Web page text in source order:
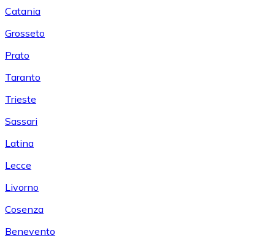
Catania
Grosseto
Prato
Taranto
Trieste
Sassari
Latina
Lecce
Livorno
Cosenza
Benevento